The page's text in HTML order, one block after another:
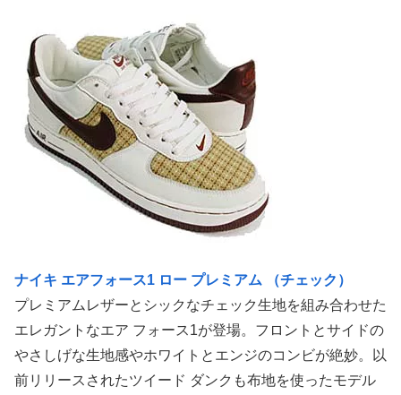
ナイキ エアフォース1 ロー プレミアム （チェック）
プレミアムレザーとシックなチェック生地を組み合わせた
エレガントなエア フォース1が登場。フロントとサイドの
やさしげな生地感やホワイトとエンジのコンビが絶妙。以
前リリースされたツイード ダンクも布地を使ったモデル